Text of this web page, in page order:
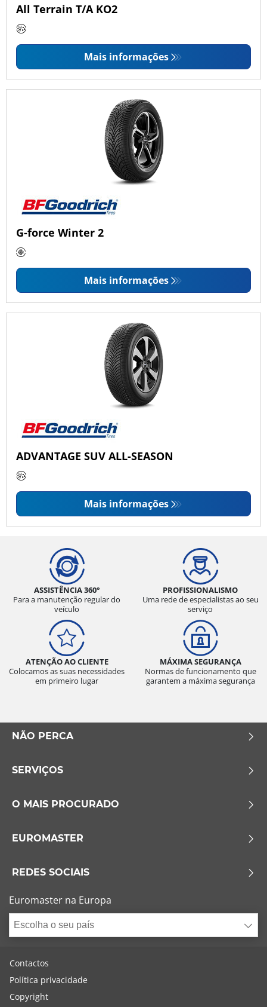
All Terrain T/A KO2
Mais informações
G-force Winter 2
Mais informações
ADVANTAGE SUV ALL-SEASON
Mais informações
ASSISTÊNCIA 360°
Para a manutenção regular do
veículo
PROFISSIONALISMO
Uma rede de especialistas ao seu
serviço
ATENÇÃO AO CLIENTE
Colocamos as suas necessidades
em primeiro lugar
MÁXIMA SEGURANÇA
Normas de funcionamento que
garantem a máxima segurança
NÃO PERCA
SERVIÇOS
O MAIS PROCURADO
EUROMASTER
REDES SOCIAIS
Euromaster na Europa
Escolha o seu país
Contactos
Política privacidade
Copyright